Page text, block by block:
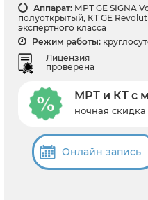
Аппарат: МРТ GE SIGNA
полуоткрытый, КТ GE
экспертного класса
Режим работы:
Лицензия
проверена
МРТ и КТ с
ночная скидка
Онлайн запись